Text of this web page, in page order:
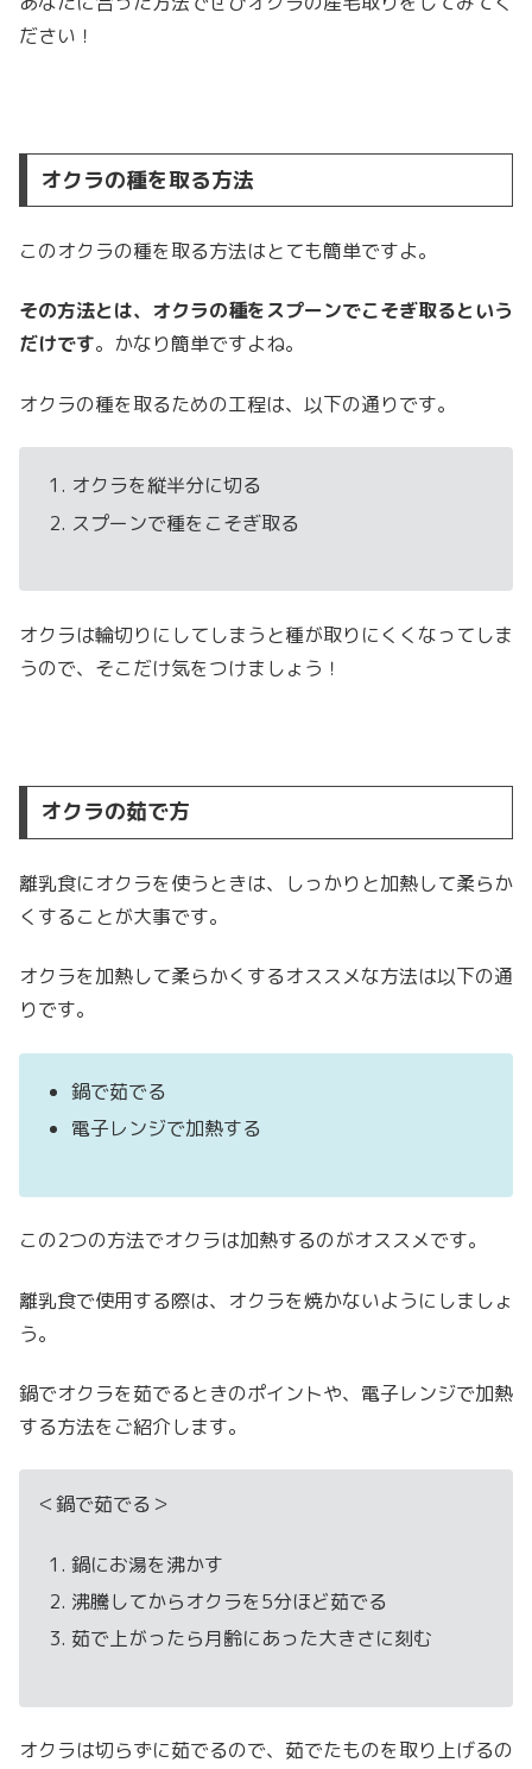
ださい！
オクラの種を取る方法
このオクラの種を取る方法はとても簡単ですよ。
その方法とは、オクラの種をスプーンでこそぎ取るという
だけです。かなり簡単ですよね。
オクラの種を取るための工程は、以下の通りです。
オクラを縦半分に切る
スプーンで種をこそぎ取る
オクラは輪切りにしてしまうと種が取りにくくなってしま
うので、そこだけ気をつけましょう！
オクラの茹で方
離乳食にオクラを使うときは、しっかりと加熱して柔らか
くすることが大事です。
オクラを加熱して柔らかくするオススメな方法は以下の通
りです。
鍋で茹でる
電子レンジで加熱する
この2つの方法でオクラは加熱するのがオススメです。
離乳食で使用する際は、オクラを焼かないようにしましょ
う。
鍋でオクラを茹でるときのポイントや、電子レンジで加熱
する方法をご紹介します。
＜鍋で茹でる＞
鍋にお湯を沸かす
沸騰してからオクラを5分ほど茹でる
茹で上がったら月齢にあった大きさに刻む
オクラは切らずに茹でるので、茹でたものを取り上げるの